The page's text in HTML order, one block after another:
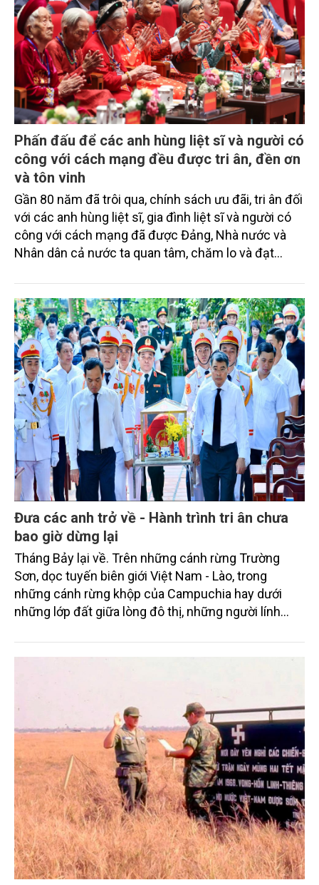
Phấn đấu để các anh hùng liệt sĩ và người có
công với cách mạng đều được tri ân, đền ơn
và tôn vinh
Gần 80 năm đã trôi qua, chính sách ưu đãi, tri ân đối
với các anh hùng liệt sĩ, gia đình liệt sĩ và người có
công với cách mạng đã được Đảng, Nhà nước và
Nhân dân cả nước ta quan tâm, chăm lo và đạt
“Thực hiện tốt chính sách ưu đãi người có công;
đẩy mạnh các hoạt động đền ơn đáp nghĩa. Tiếp
tục cải thiện đời sống vật chất, tinh thần cho người
có công; bảo đảm chế độ ưu đãi người và gia đình
người có công phù hợp với xu hướng tăng trưởng
kinh tế, tiến bộ và công bằng xã hội”; để người có
công với nước đều được ưu đãi, tri ân, chăm sóc và
tôn vinh.
Đưa các anh trở về - Hành trình tri ân chưa
bao giờ dừng lại
Tháng Bảy lại về. Trên những cánh rừng Trường
Sơn, dọc tuyến biên giới Việt Nam - Lào, trong
những cánh rừng khộp của Campuchia hay dưới
những lớp đất giữa lòng đô thị, những người lính
đã trở về sau hơn nửa thế kỷ, có người vừa được gọi
đúng tên nhờ giám định ADN, nhưng cũng còn hàng
tên". Hành trình đưa các anh trở về chưa bao giờ là
câu chuyện của quá khứ. Đó là mệnh lệnh từ trái
tim, là trách nhiệm của Đảng, Nhà nước và cả dân
tộc đối với những người đã hiến dâng tuổi xuân cho
độc lập, tự do của Tổ quốc.